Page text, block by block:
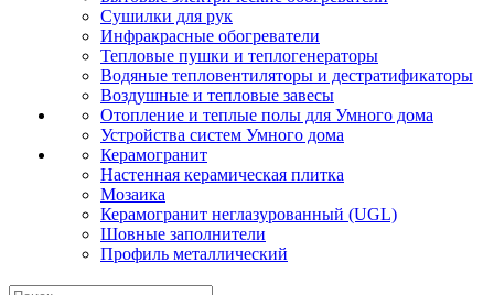
Сушилки для рук
Инфракрасные обогреватели
Тепловые пушки и теплогенераторы
Водяные тепловентиляторы и дестратификаторы
Воздушные и тепловые завесы
Отопление и теплые полы для Умного дома
Устройства систем Умного дома
Керамогранит
Настенная керамическая плитка
Мозаика
Керамогранит неглазурованный (UGL)
Шовные заполнители
Профиль металлический